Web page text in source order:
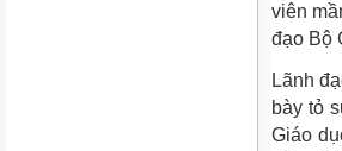
viên
đạo Bộ
Lãnh
bày tỏ
Giáo